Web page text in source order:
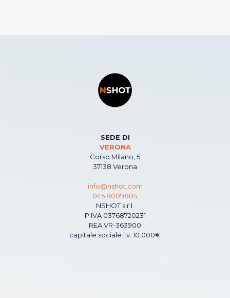
SEDE DI
VERONA
Corso Milano, 5
37138 Verona
info@nshot.com
045 8009804
NSHOT s.r.l.
P.IVA 03768720231
REA VR-363900
capitale sociale i.v. 10.000€